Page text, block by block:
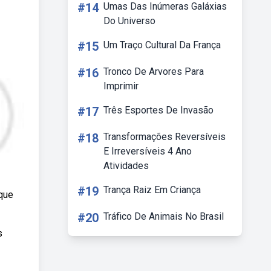
#14 Umas Das Inúmeras Galáxias
Do Universo
#15 Um Traço Cultural Da França
#16 Tronco De Arvores Para
Imprimir
#17 Três Esportes De Invasão
#18 Transformações Reversíveis
E Irreversíveis 4 Ano
Atividades
#19 Trança Raiz Em Criança
#20 Tráfico De Animais No Brasil